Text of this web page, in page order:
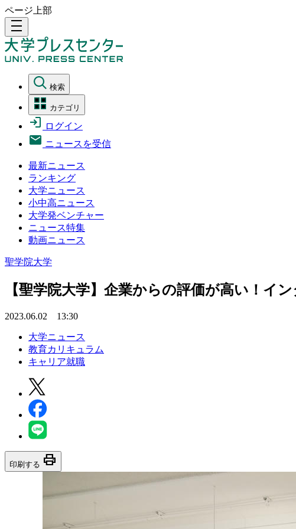
ページ上部
density_medium
検索
カテゴリ
ログイン
ニュースを受信
最新ニュース
ランキング
大学ニュース
小中高ニュース
大学発ベンチャー
ニュース特集
動画ニュース
聖学院大学
【聖学院大学】企業からの評価が高い！イ
2023.06.02 13:30
大学ニュース
教育カリキュラム
キャリア就職
印刷する print